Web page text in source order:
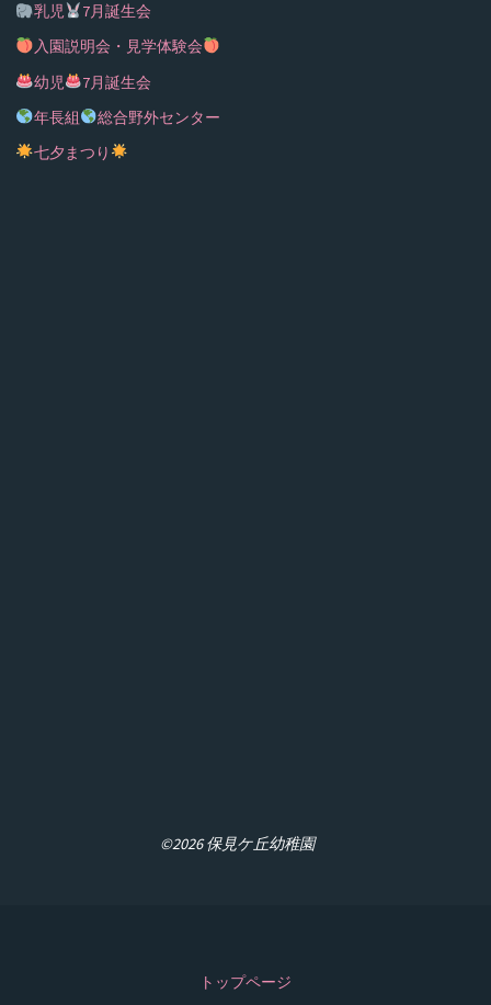
乳児
7月誕生会
入園説明会・見学体験会
幼児
7月誕生会
年長組
総合野外センター
七夕まつり
©2026 保見ケ丘幼稚園
トップページ